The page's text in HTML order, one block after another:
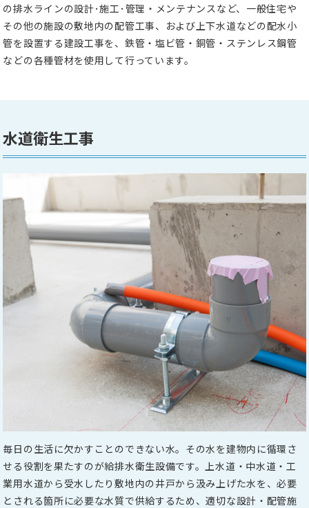
の排水ラインの設計･施工･管理・メンテナンスなど、一般住宅や
その他の施設の敷地内の配管工事、および上下水道などの配水小
管を設置する建設工事を、鉄管・塩ビ管・銅管・ステンレス鋼管
などの各種管材を使用して行っています。
水道衛生工事
毎日の生活に欠かすことのできない水。その水を建物内に循環さ
せる役割を果たすのが給排水衛生設備です。
上水道・中水道・工
業用水道から受水したり敷地内の井戸から汲み上げた水を、必要
とされる箇所に必要な水質で供給するため、適切な設計・配管施